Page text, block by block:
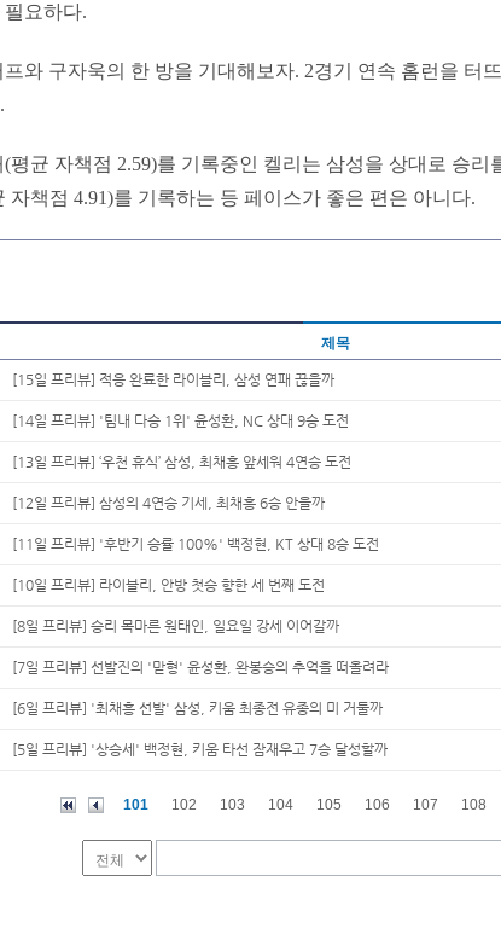
필요하다.
프와 구자욱의 한 방을 기대해보자. 2경기 연속 홈런을 터
(평균 자책점 2.59)를 기록중인 켈리는 삼성을 상대로 승리
자책점 4.91)를 기록하는 등 페이스가 좋은 편은 아니다.
제목
[15일 프리뷰] 적응 완료한 라이블리, 삼성 연패 끊을까
[14일 프리뷰] '팀내 다승 1위' 윤성환, NC 상대 9승 도전
[13일 프리뷰] ‘우천 휴식’ 삼성, 최채흥 앞세워 4연승 도전
[12일 프리뷰] 삼성의 4연승 기세, 최채흥 6승 안을까
[11일 프리뷰] '후반기 승률 100%' 백정현, KT 상대 8승 도전
[10일 프리뷰] 라이블리, 안방 첫승 향한 세 번째 도전
[8일 프리뷰] 승리 목마른 원태인, 일요일 강세 이어갈까
[7일 프리뷰] 선발진의 '맏형' 윤성환, 완봉승의 추억을 떠올려라
[6일 프리뷰] '최채흥 선발' 삼성, 키움 최종전 유종의 미 거둘까
[5일 프리뷰] '상승세' 백정현, 키움 타선 잠재우고 7승 달성할까
101 102 103 104 105 106 107 108